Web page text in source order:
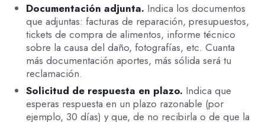
Documentación adjunta. Indica los documentos
que adjuntas: facturas de reparación, presupuestos,
tickets de compra de alimentos, informe técnico
sobre la causa del daño, fotografías, etc. Cuanta
más documentación aportes, más sólida será tu
reclamación.
Solicitud de respuesta en plazo. Indica que
esperas respuesta en un plazo razonable (por
ejemplo, 30 días) y que, de no recibirla o de que la